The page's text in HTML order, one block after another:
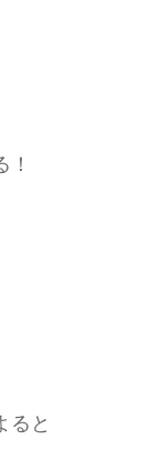
ると